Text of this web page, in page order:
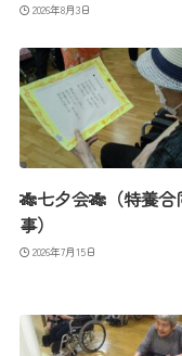
2026年8月3日
🎋七夕会🎋（特養合
事）
2026年7月15日